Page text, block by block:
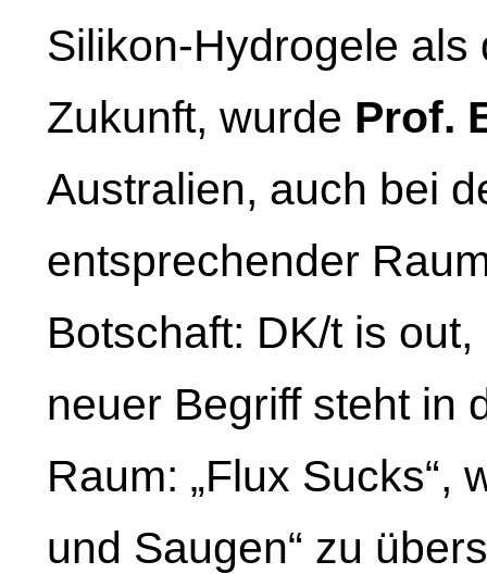
Silikon-Hydrogele
Zukunft, wurde Prof.
Australien, auch bei
entsprechender
Botschaft: DK/t is
neuer Begriff steht in
Raum: „Flux Sucks“,
und Saugen“ zu